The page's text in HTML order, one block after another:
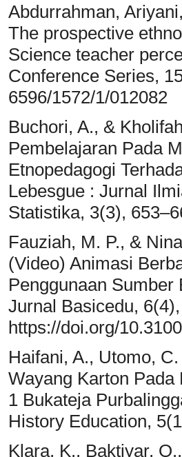
Abdurrahman,
The prospective
Science teacher
Conference Series,
6596/1572/1/012082
Buchori, A., &
Pembelajaran Pada
Etnopedagogi
Lebesgue : Jurnal
Statistika, 3(3),
Fauziah, M. P., &
(Video) Animasi
Penggunaan
Jurnal Basicedu,
https://doi.org/
Haifani, A., Utomo,
Wayang Karton
1 Bukateja
History Education,
Klara, K., Baktiyar,